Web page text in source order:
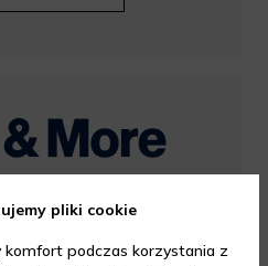
ze zniżką 10% i zbieraj
w sklepie Aelia.
pliki cookie
podczas korzystania z